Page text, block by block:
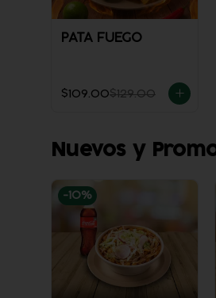
PATA FUEGO
$109.00$129.00
Nuevos y
-10%